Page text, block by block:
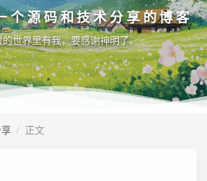
源码和技术分享的博客
世界里有我，要感谢神明了。
/ 正文